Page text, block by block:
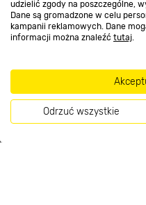
udzielić zgody na poszczególne,
Dane są gromadzone w celu
kampanii reklamowych. Dane
informacji można znaleźć tutaj.
Odrzuć wszystkie
Dołącz do nas
Metody płatności